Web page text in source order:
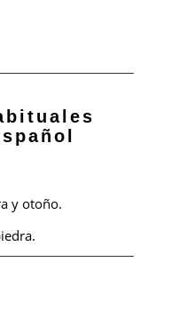
y otoño.